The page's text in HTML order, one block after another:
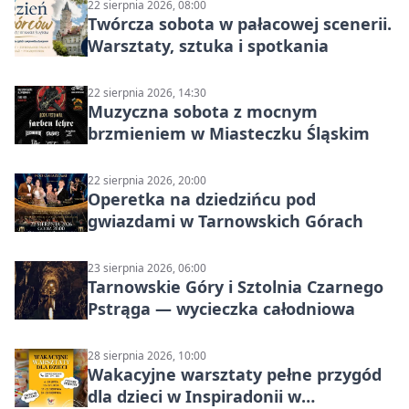
22 sierpnia 2026, 08:00
Twórcza sobota w pałacowej scenerii.
Warsztaty, sztuka i spotkania
22 sierpnia 2026, 14:30
Muzyczna sobota z mocnym
brzmieniem w Miasteczku Śląskim
22 sierpnia 2026, 20:00
Operetka na dziedzińcu pod
gwiazdami w Tarnowskich Górach
23 sierpnia 2026, 06:00
Tarnowskie Góry i Sztolnia Czarnego
Pstrąga — wycieczka całodniowa
28 sierpnia 2026, 10:00
Wakacyjne warsztaty pełne przygód
dla dzieci w Inspiradonii w